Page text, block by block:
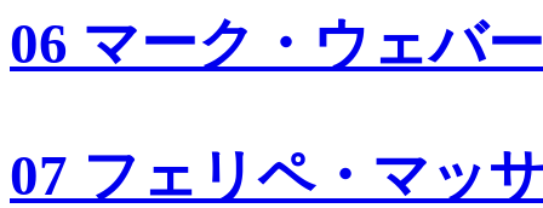
06 マーク・ウェバー
07 フェリペ・マッ